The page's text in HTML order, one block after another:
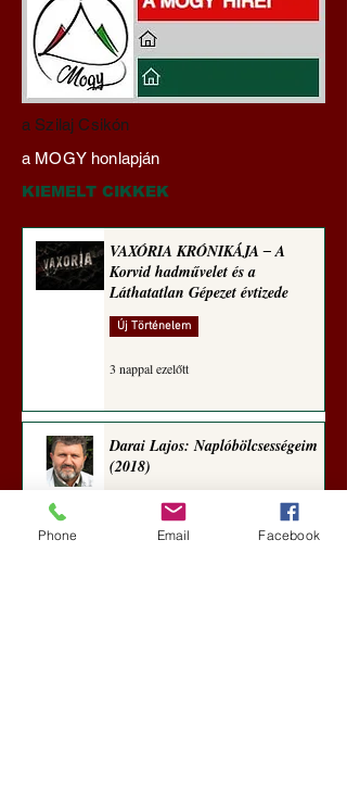
Darai Lajos:
Naplóbölcsességeim
(2024)
a Szilaj Csikón
a MOGY honlapján
KIEMELT CIKKEK
VAXÓRIA KRÓNIKÁJA ‒ A
Korvid hadművelet és a
Láthatatlan Gépezet évtizede
Új Történelem
3 nappal ezelőtt
Darai Lajos: Naplóbölcsességeim
(2018)
6 nappal ezelőtt
Phone Email Facebook